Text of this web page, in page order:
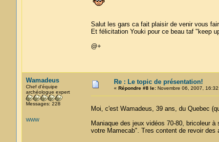
Salut les gars ca fait plaisir de venir vous
Et félicitation Youki pour ce beau taf "keep
@+
Wamadeus
Chef d'équipe
archéologue expert
Messages: 228
WWW
Re : Le topic de présentation!
« Répondre #8 le:Novembre 06, 2007,
Moi, c'est Wamadeus, 39 ans, du Quebec
Maniaque des jeux vidéos 70-80, bricoleur
votre Mamecab". Tres content de revoir des